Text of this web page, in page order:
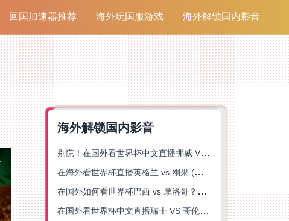
回国加速器推荐 海外玩国服游戏 海外解锁国内影音
海外解锁国内影音
别慌！在国外看世界杯中文直播挪威 VS 英格兰仅限中国大陆？这篇指南帮你搞定
在海外看世界杯直播英格兰 vs 刚果 (金)当前地区不可播放？这篇指南帮你突破所有限制
在国外如何看世界杯巴西 vs 摩洛哥？海外党专属体育观赛指南来了
在国外看世界杯中文直播瑞士 VS 哥伦比亚当前地区不可播放？这篇指南帮你搞定